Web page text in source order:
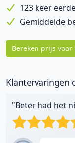
123 keer
Gemiddelde
Bereken prijs voor
Klantervaringen
"Beter had het